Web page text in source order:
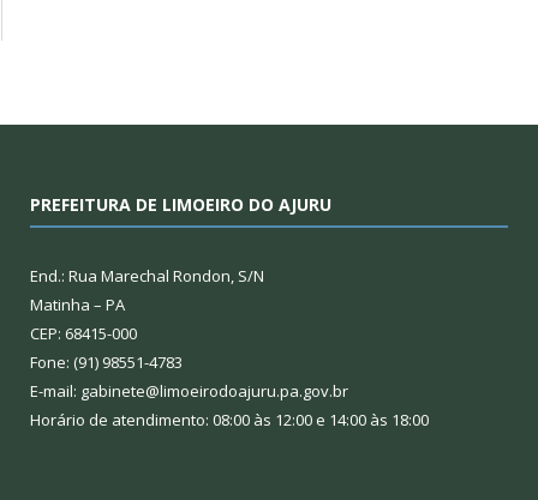
PREFEITURA DE LIMOEIRO DO AJURU
End.: Rua Marechal Rondon, S/N
Matinha – PA
CEP: 68415-000
Fone: (91) 98551-4783
E-mail: gabinete@limoeirodoajuru.pa.gov.br
Horário de atendimento: 08:00 às 12:00 e 14:00 às 18:00